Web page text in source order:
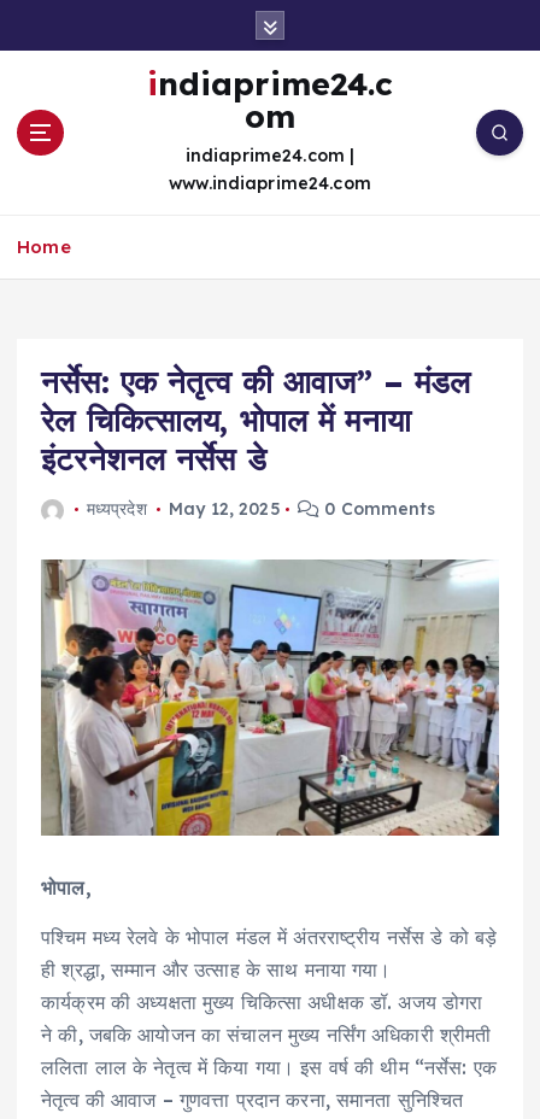
indiaprime24.c
om
indiaprime24.com |
www.indiaprime24.com
Home
नर्सेस: एक नेतृत्व की आवाज” – मंडल
रेल चिकित्सालय, भोपाल में मनाया
इंटरनेशनल नर्सेस डे
मध्यप्रदेश May 12, 2025 0 Comments
भोपाल,
पश्चिम मध्य रेलवे के भोपाल मंडल में अंतरराष्ट्रीय नर्सेस डे को बड़े
ही श्रद्धा, सम्मान और उत्साह के साथ मनाया गया।
कार्यक्रम की अध्यक्षता मुख्य चिकित्सा अधीक्षक डॉ. अजय डोगरा
ने की, जबकि आयोजन का संचालन मुख्य नर्सिंग अधिकारी श्रीमती
ललिता लाल के नेतृत्व में किया गया। इस वर्ष की थीम “नर्सेस: एक
नेतृत्व की आवाज – गुणवत्ता प्रदान करना, समानता सुनिश्चित